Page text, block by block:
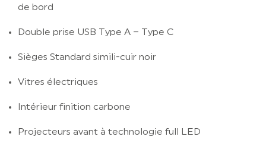
de bord
Double prise USB Type A – Type C
Sièges Standard simili-cuir noir
Vitres électriques
Intérieur finition carbone
Projecteurs avant à technologie full LED